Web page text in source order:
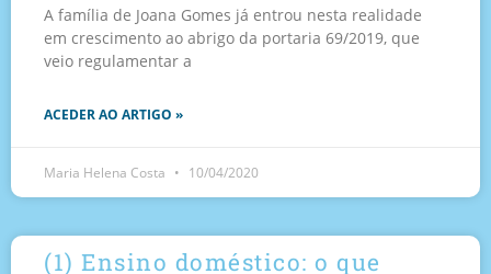
A família de Joana Gomes já entrou nesta realidade
em crescimento ao abrigo da portaria 69/2019, que
veio regulamentar a
ACEDER AO ARTIGO »
Maria Helena Costa 10/04/2020
(1) Ensino doméstico: o que